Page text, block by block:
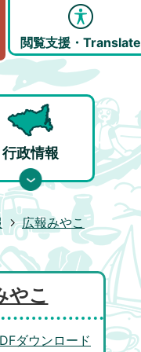
閲覧支援・Translate
行政情報
広報みやこ
やこ
ダウンロード